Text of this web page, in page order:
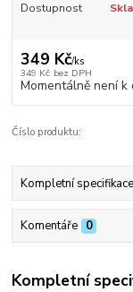
Dostupnost
349 Kč/ks
349 Kč bez DPH
Momentálně není k
Číslo produktu:
Kompletní specifikace
Komentáře 0
Kompletní